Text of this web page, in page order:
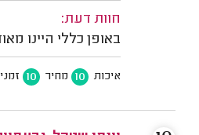
חוות דעת:
באופן כללי היינו
איכות 10 מחיר 10